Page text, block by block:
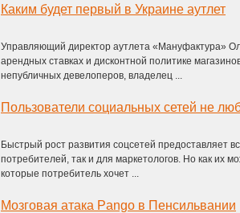
Каким будет первый в Украине аутлет
Управляющий директор аутлета «Мануфактура»
арендных ставках и дисконтной политике
непубличных девелоперов, владелец ...
Пользователи социальных сетей не
Быстрый рост развития соцсетей предоставляет
потребителей, так и для маркетологов. Но как их
которые потребитель хочет ...
Мозговая атака Pango в Пенсильвании